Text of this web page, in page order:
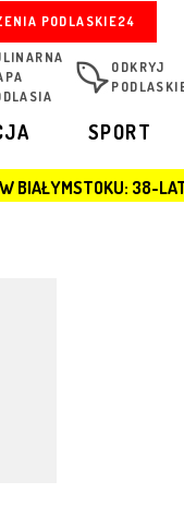
PODLASKIE24
ODKRYJ
SPORT
38-LATEK